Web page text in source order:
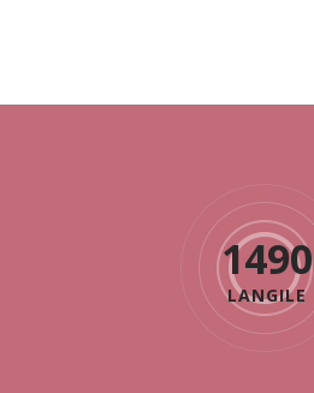
1490
LANGILE